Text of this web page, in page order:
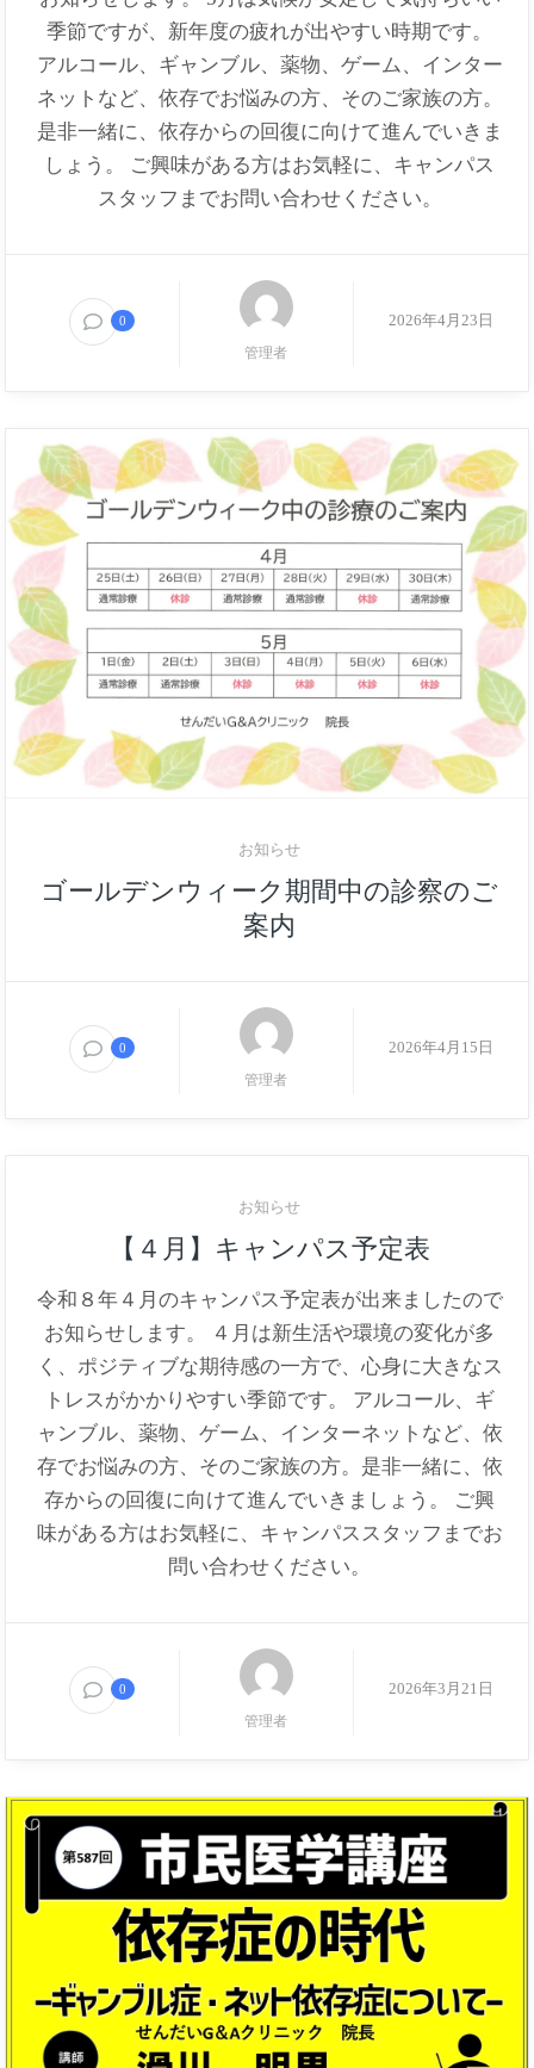
季節ですが、新年度の疲れが出やすい時期です。
アルコール、ギャンブル、薬物、ゲーム、インター
ネットなど、依存でお悩みの方、そのご家族の方。
是非一緒に、依存からの回復に向けて進んでいきま
しょう。 ご興味がある方はお気軽に、キャンパス
スタッフまでお問い合わせください。
0
管理者
2026年4月23日
お知らせ
ゴールデンウィーク期間中の診察のご
案内
0
管理者
2026年4月15日
お知らせ
【４月】キャンパス予定表
令和８年４月のキャンパス予定表が出来ましたので
お知らせします。 ４月は新生活や環境の変化が多
く、ポジティブな期待感の一方で、心身に大きなス
トレスがかかりやすい季節です。 アルコール、ギ
ャンブル、薬物、ゲーム、インターネットなど、依
存でお悩みの方、そのご家族の方。是非一緒に、依
存からの回復に向けて進んでいきましょう。 ご興
味がある方はお気軽に、キャンパススタッフまでお
問い合わせください。
0
管理者
2026年3月21日